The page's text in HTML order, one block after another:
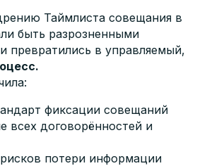
Таймлиста совещания в
быть разрозненными
превратились в управляемый,
фиксации совещаний
всех договорённостей и
потери информации